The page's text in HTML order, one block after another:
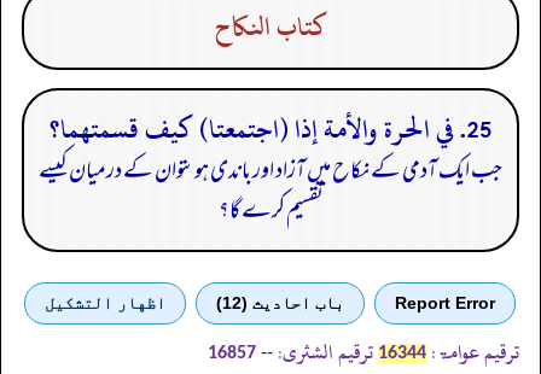
كتاب النكاح
25. في الحرة والأمة إذا (اجتمعتا) كيف قسمتهما؟
جب ایک آدمی کے نکاح میں آزاد اور باندی ہوںتوان کے درمیان کیسے
تقسیم کرے گا؟
Report Error باب احادیث (12) اظهار التشكيل
ترقیم عوامۃ: 16344 ترقیم الشثری: --
16857